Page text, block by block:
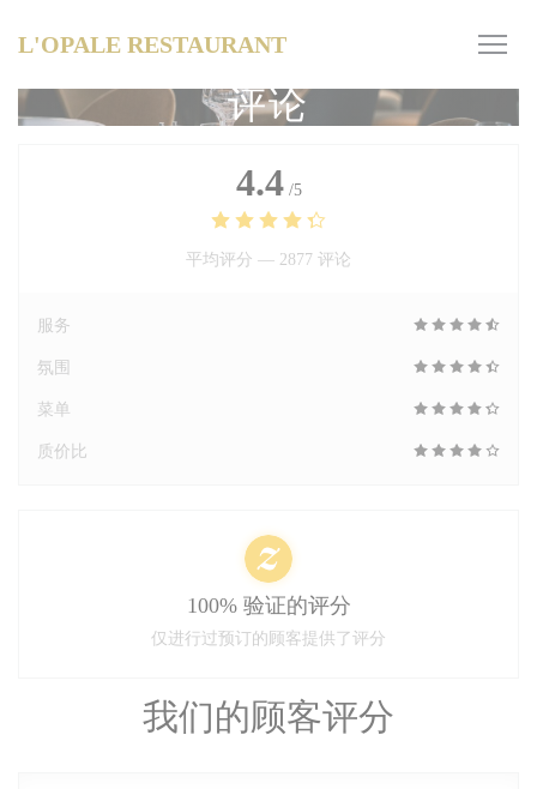
L'OPALE RESTAURANT
评论
我们的顾客评分
4.4 /5
平均评分 — 2877 评论
服务
氛围
菜单
质价比
100% 验证的评分
仅进行过预订的顾客提供了评分